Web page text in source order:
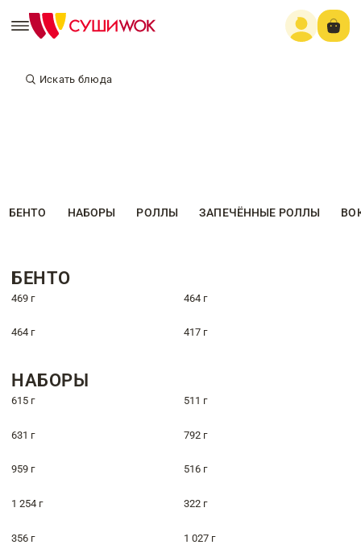
Искать блюда
БЕНТО НАБОРЫ РОЛЛЫ ЗАПЕЧЁННЫЕ РОЛЛЫ
БЕНТО
469 г 464 г
464 г 417 г
НАБОРЫ
615 г 511 г
631 г 792 г
959 г 516 г
1 254 г 322 г
356 г 1 027 г